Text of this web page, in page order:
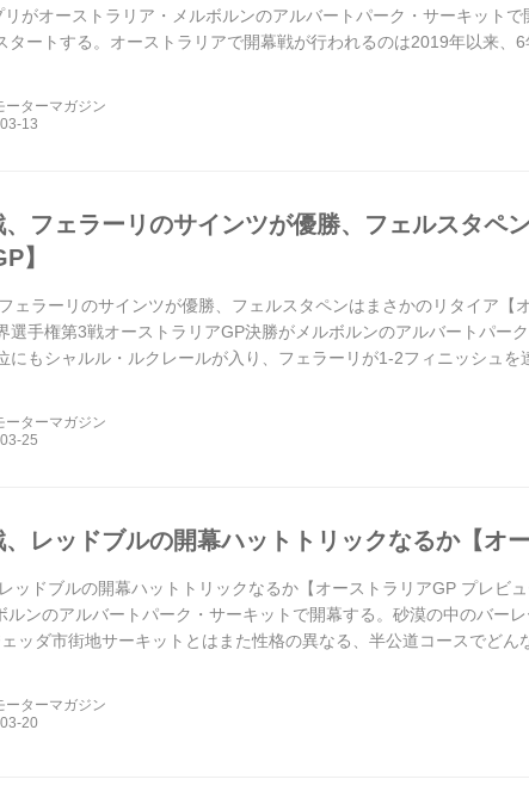
リがオーストラリア・メルボルンのアルバートパーク・サーキット
タートする。オーストラリアで開幕戦が行われるのは2019年以来、6
ーターマガジン
、フェラーリのサインツが優勝、フェルスタペ
】
ェラーリのサインツが優勝、フェルスタペンはまさかのリタイア【
選手権第3戦オーストラリアGP決勝がメルボルンのアルバートパー
にもシャルル・ルクレールが入り、フェラーリが1-2フィニッシュ
ーターマガジン
、レッドブルの開幕ハットトリックなるか【オ
ッドブルの開幕ハットトリックなるか【オーストラリアGP プレビ
ルンのアルバートパーク・サーキットで開幕する。砂漠の中のバー
ッダ市街地サーキットとはまた性格の異なる、半公道コースでどん
ーターマガジン